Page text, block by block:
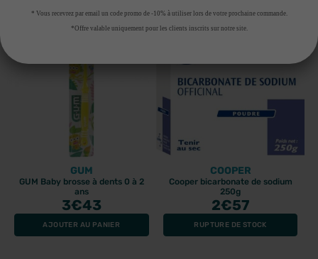
GUM
GUM Baby brosse à dents 0 à 2
ans
3€43
AJOUTER AU PANIER
COOPER
Cooper bicarbonate de sodium
250g
2€57
RUPTURE DE STOCK
* Vous recevrez par email un code promo de -10% à utiliser lors de votre prochaine commande.
*Offre valable uniquement pour les clients inscrits sur notre site.